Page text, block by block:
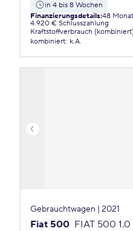
in 4 bis 8 Wochen
Finanzierungsdetails:48
4.920 € Schlusszahlung
Kraftstoffverbrauch (kombiniert)
kombiniert: k.A.
Gebrauchtwagen | 2021
Fiat 500 FIAT 500